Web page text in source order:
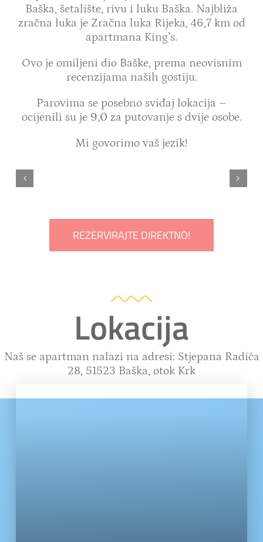
Baška, šetalište, rivu i luku Baška. Najbliža
zračna luka je Zračna luka Rijeka, 46,7 km od
apartmana King’s.
Ovo je omiljeni dio Baške, prema neovisnim
recenzijama naših gostiju.
Parovima se posebno sviđaj lokacija –
ocijenili su je 9,0 za putovanje s dvije osobe.
Mi govorimo vaš jezik!
REZERVIRAJTE DIREKTNO!
Lokacija
Naš se apartman nalazi na adresi: Stjepana Radića
28, 51523 Baška, otok Krk